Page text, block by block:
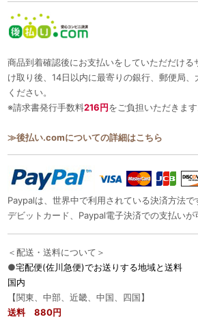
商品到着確認後にお支払いをしていただだける
け取り後、14日以内に最寄りの銀行、郵便局
ください。
※請求書発行手数料216円をご負担いただきます
≫後払い.comについての詳細はこちら
Paypalは、世界中で利用されている決済方法で
デビットカード、Paypal電子決済での支払いが
＜配送・送料について＞
●宅配便(佐川急便)でお送りする地域と送料
国内
【関東、中部、近畿、中国、四国】
送料 880円